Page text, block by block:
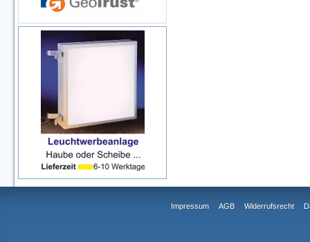
Impressum AGB Widerrufsrecht